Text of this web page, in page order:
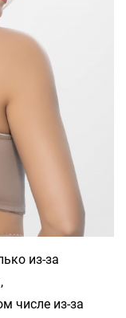
из-за
числе из-за